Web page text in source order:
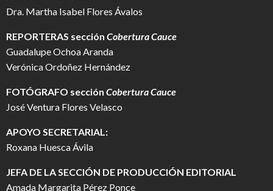
Dra. Martha Isabel Flores Ávalos
REPORTERAS sección Cobertura Cauce
Guadalupe Ochoa Aranda
Verónica Ordoñez Hernández
FOTÓGRAFO sección Cobertura Cauce
José Ventura Flores Velasco
APOYO SECRETARIAL:
Roxana Huesca Ávila
JEFA DE LA SECCIÓN DE PRODUCCIÓN EDITORIAL
Amada Margarita Pérez Ponce